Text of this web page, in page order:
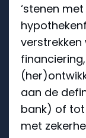
‘stenen
verstrekken
aan de
bank) of tot
met